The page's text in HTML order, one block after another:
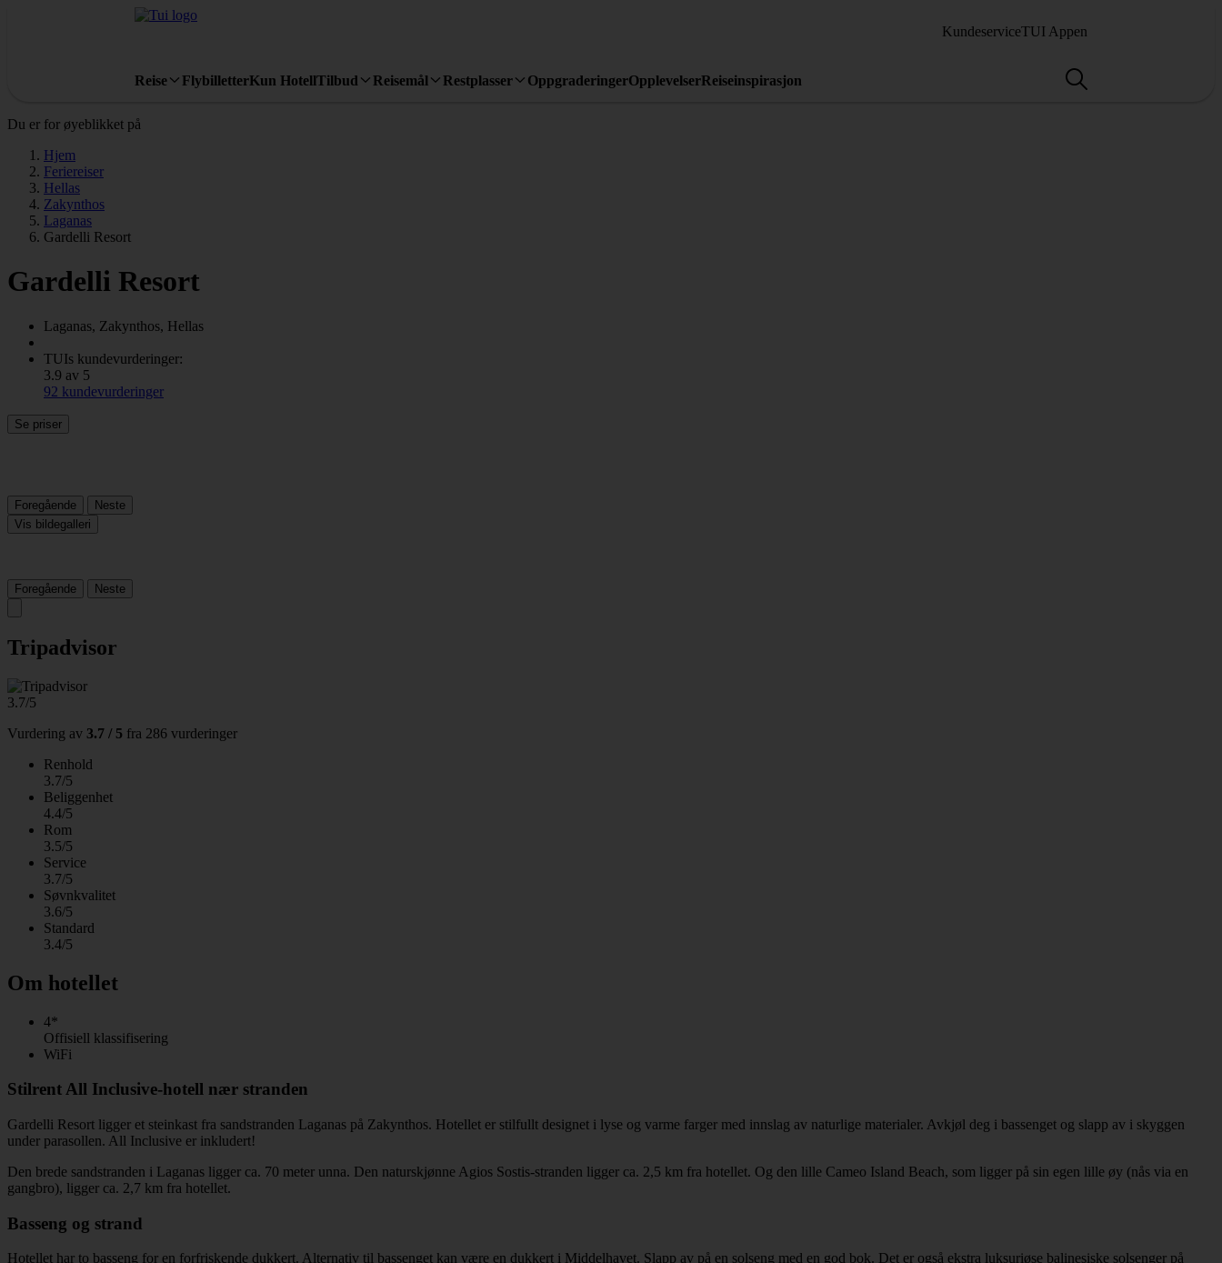
KundeserviceTUI Appen
Reise FlybilletterKun HotellTilbud Reisemål Restplasser OppgraderingerOpplevelserReiseinspirasjon
Du er for øyeblikket på
Hjem
Feriereiser
Hellas
Zakynthos
Laganas
Gardelli Resort
Gardelli Resort
Laganas, Zakynthos, Hellas
TUIs kundevurderinger:
3.9 av 5
92 kundevurderinger
Se priser
Foregående
Neste
Vis bildegalleri
Foregående Neste
Tripadvisor
3.7/5
Vurdering av 3.7 / 5 fra 286 vurderinger
Renhold
3.7/5
Beliggenhet
4.4/5
Rom
3.5/5
Service
3.7/5
Søvnkvalitet
3.6/5
Standard
3.4/5
Om hotellet
4*
Offisiell klassifisering
WiFi
Stilrent All Inclusive-hotell nær stranden
Gardelli Resort ligger et steinkast fra sandstranden Laganas på Zakynthos. Hotellet er stilfullt designet i lyse og varme farger med innslag av naturlige materialer. Avkjøl deg i bassenget og slapp av i skyggen
under parasollen. All Inclusive er inkludert!
Den brede sandstranden i Laganas ligger ca. 70 meter unna. Den naturskjønne Agios Sostis-stranden ligger ca. 2,5 km fra hotellet. Og den lille Cameo Island Beach, som ligger på sin egen lille øy (nås via en
gangbro), ligger ca. 2,7 km fra hotellet.
Basseng og strand
Hotellet har to basseng for en forfriskende dukkert. Alternativ til bassenget kan være en dukkert i Middelhavet. Slapp av på en solseng med en god bok. Det er også ekstra luksuriøse balinesiske solsenger på